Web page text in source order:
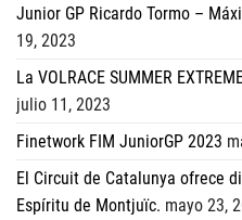
Junior GP Ricardo Tormo –
19, 2023
La VOLRACE SUMMER
julio 11, 2023
Finetwork FIM JuniorGP 2023
El Circuit de Catalunya ofrece
Espíritu de Montjuïc. mayo 23,